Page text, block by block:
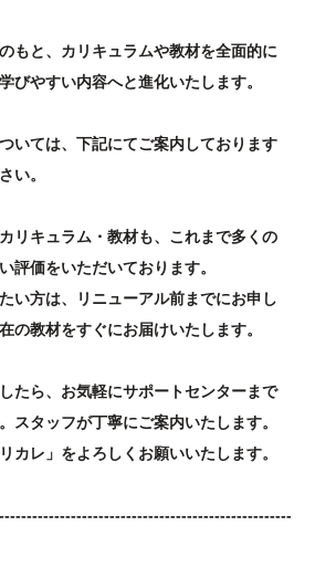
受講申し込み
もと、カリキュラムや教材を全面的に
びやすい内容へと進化いたします。
いては、下記にてご案内しております
い。
リキュラム・教材も、これまで多くの
評価をいただいております。
い方は、リニューアル前までにお申し
の教材をすぐにお届けいたします。
たら、お気軽にサポートセンターまで
スタッフが丁寧にご案内いたします。
カレ」をよろしくお願いいたします。